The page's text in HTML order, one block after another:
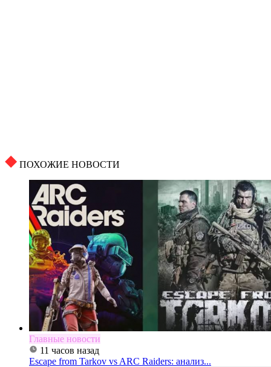
ПОХОЖИЕ НОВОСТИ
Главные новости
11 часов назад
Escape from Tarkov vs ARC Raiders: анализ...